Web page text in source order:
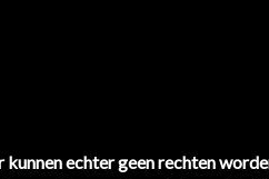
echter geen rechten